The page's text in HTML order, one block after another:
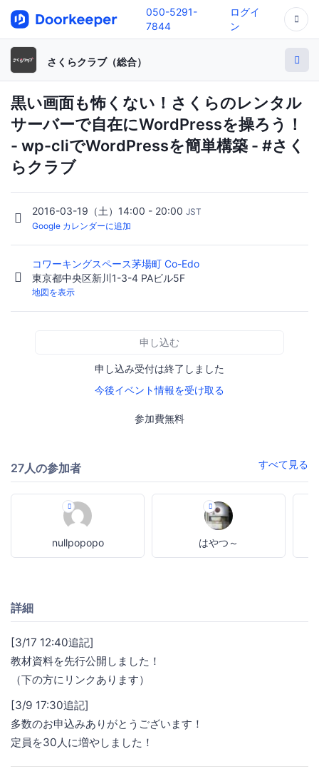
050-5291-
7844
ログイ
ン
さくらクラブ（総合）
黒い画面も怖くない！さくらのレンタル
サーバーで自在にWordPressを操ろう！
- wp-cliでWordPressを簡単構築 - #さく
らクラブ
2016-03-19（土）14:00 - 20:00 JST
Google カレンダーに追加
コワーキングスペース茅場町 Co-Edo
東京都中央区新川1-3-4 PAビル5F
地図を表示
申し込む
申し込み受付は終了しました
今後イベント情報を受け取る
参加費無料
27人の参加者 すべて見る
nullpopopo はやつ～
詳細
[3/17 12:40追記]
教材資料を先行公開しました！
（下の方にリンクあります）
[3/9 17:30追記]
多数のお申込みありがとうございます！
定員を30人に増やしました！